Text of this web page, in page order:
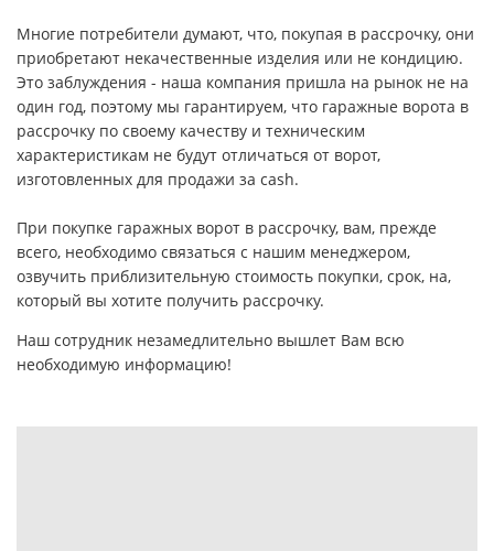
Многие потребители думают, что, покупая в рассрочку, они
приобретают некачественные изделия или не кондицию.
Это заблуждения - наша компания пришла на рынок не на
один год, поэтому мы гарантируем, что гаражные ворота в
рассрочку по своему качеству и техническим
характеристикам не будут отличаться от ворот,
изготовленных для продажи за cash.
При покупке гаражных ворот в рассрочку, вам, прежде
всего, необходимо связаться с нашим менеджером,
озвучить приблизительную стоимость покупки, срок, на,
который вы хотите получить рассрочку.
Наш сотрудник незамедлительно вышлет Вам всю
необходимую информацию!